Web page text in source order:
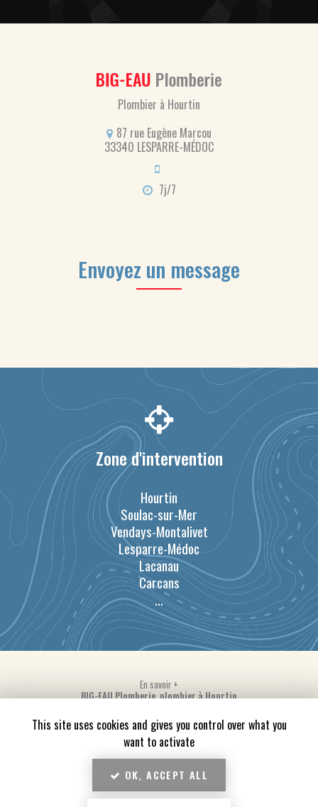
Plombier à Hourtin
87 rue Eugène Marcou
33340 LESPARRE-MÉDOC
7j/7
Envoyez un message
Zone d'intervention
Hourtin
Soulac-sur-Mer
Vendays-Montalivet
Lesparre-Médoc
Lacanau
Carcans
...
En savoir +
BIG-EAU Plomberie
Notre savoir-faire : Plombier à Hourtin
BIG-EAU Plomberie, plombier à Hourtin
Création et référencement de site Internet
Demande de Devis
10
This site uses cookies and gives you control over what you
want to activate
OK, ACCEPT ALL